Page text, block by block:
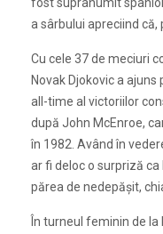
a sârbului apreciind că,
Cu cele 37 de meciuri
Novak Djokovic a
all-time al victoriilor
după John McEnroe,
în 1982. Având în
ar fi deloc o surpriză
părea de nedepăşit,
În turneul feminin de la